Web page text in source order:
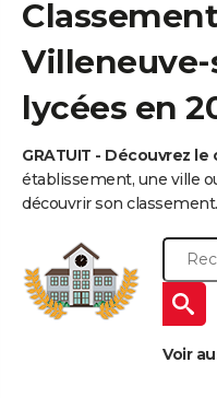
lycées en
GRATUIT - Découvrez
établissement, une ville
découvrir son classement.
Voir